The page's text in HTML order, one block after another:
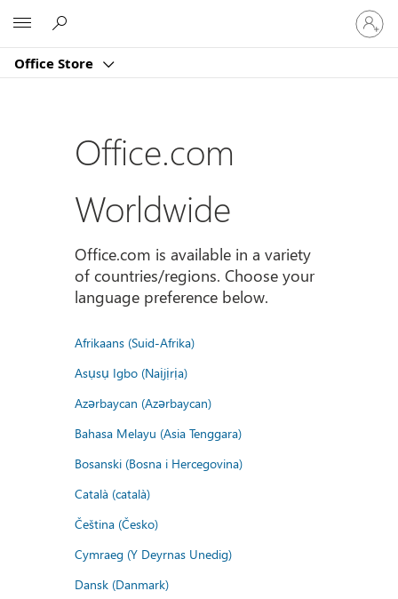
Office Store
Sign
in
to
account
Office.com
Worldwide
Office.com is available in a variety
of countries/regions. Choose your
language preference below.
Afrikaans (Suid-Afrika)
Asụsụ Igbo (Naịjịrịa)
Azərbaycan (Azərbaycan)
Bahasa Melayu (Asia Tenggara)
Bosanski (Bosna i Hercegovina)
Català (català)
Čeština (Česko)
Cymraeg (Y Deyrnas Unedig)
Dansk (Danmark)